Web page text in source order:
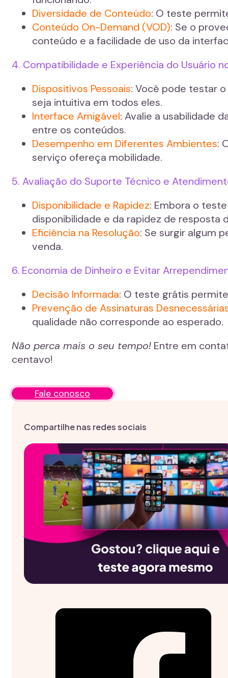
Diversidade de Conteúdo: O teste
Conteúdo On-Demand (VOD): Se o
conteúdo e a facilidade de uso da
4. Compatibilidade e Experiência do Usuário
Dispositivos Pessoais: Você pode testar
seja intuitiva em todos eles.
Interface Amigável: Avalie a usabilidade
entre os conteúdos.
Desempenho em Diferentes Ambientes:
serviço ofereça mobilidade.
5. Avaliação do Suporte Técnico e
Disponibilidade e Rapidez: Embora o
disponibilidade e da rapidez de resposta
Eficiência na Resolução: Se surgir algum
venda.
6. Economia de Dinheiro e Evitar
Decisão Informada: O teste grátis
Prevenção de Assinaturas
qualidade não corresponde ao esperado.
Não perca mais o seu tempo! Entre em
centavo!
Fale conosco
Compartilhe nas redes sociais